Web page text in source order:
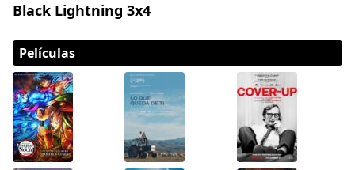
Sci-Fi & Fantasy
Black Lightning 3x4
Películas